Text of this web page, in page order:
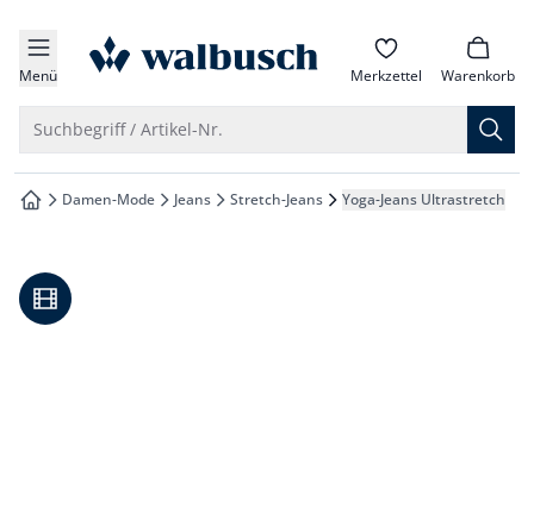
springen
springen
springen
springen
Menü zur Startseite Merkzettel Warenkorb
Suchbegriff / Artikel-Nr.
zur Startseite
Damen-Mode Jeans Stretch-Jeans Yoga-Jeans Ultrastretch
Video